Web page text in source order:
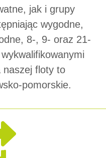
jak i grupy
wygodne,
8-, 9- oraz 21-
naszej floty to
pomorskie.